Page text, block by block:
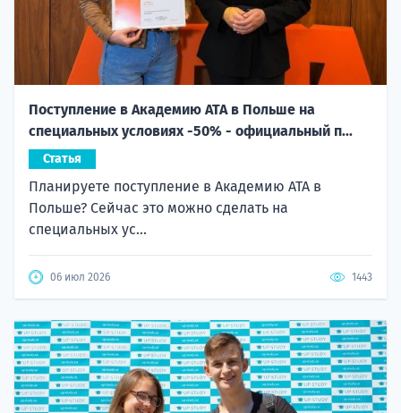
Поступление в Академию ATA в Польше на
специальных условиях -50% - официальный п...
Статья
Планируете поступление в Академию ATA в
Польше? Сейчас это можно сделать на
специальных ус...
06 июл 2026 1443